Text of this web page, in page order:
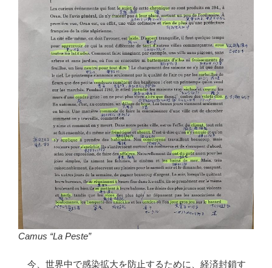
Camus “La Peste”
今、世界中で感染拡大を防止するために、経済封鎖す